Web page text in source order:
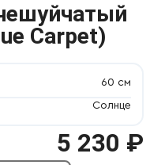
Carpet)
60 см
Солнце
5 230 ₽